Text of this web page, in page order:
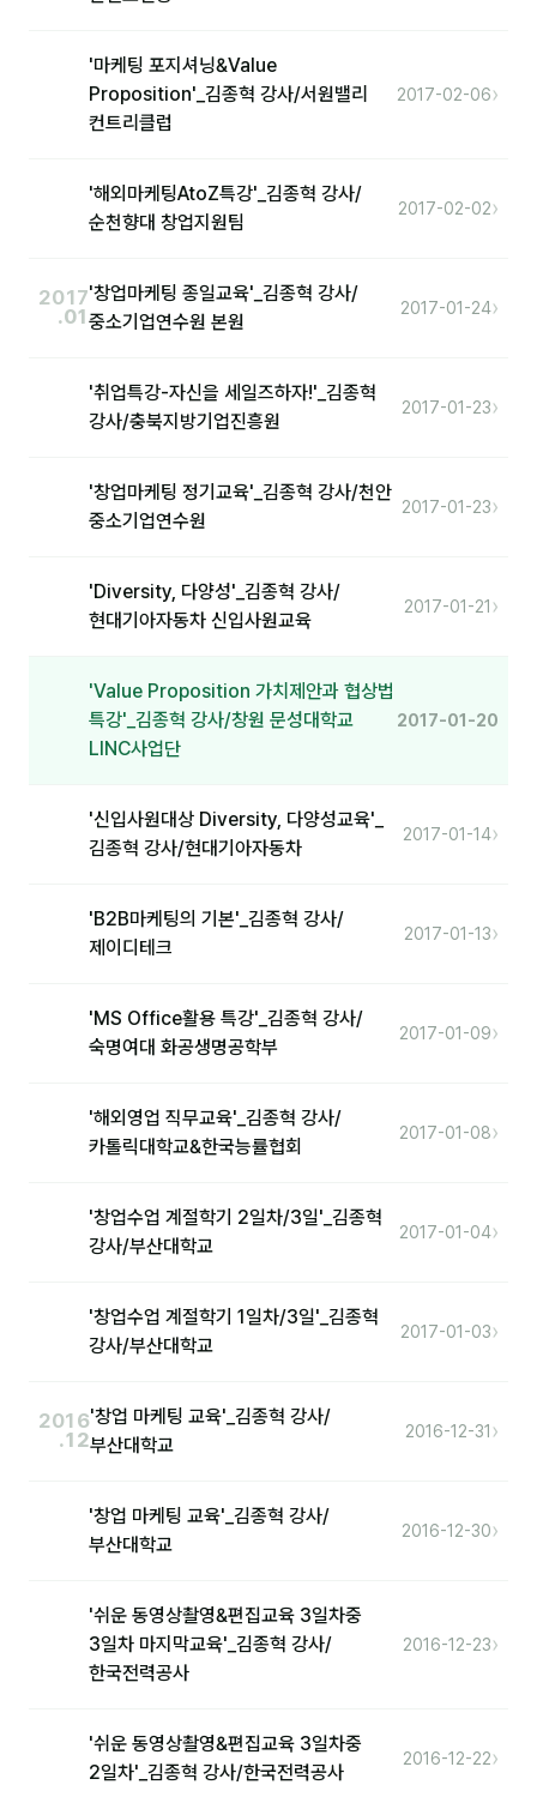
재무·계약
B2B 영업도구
트렌드 리포트
영상자료실
1:1 문의
자주 묻는 질문
'마케팅 포지셔닝&Value
Proposition'_김종혁 강사/서원밸리
컨트리클럽
2017-02-06›
'해외마케팅AtoZ특강'_김종혁 강사/
순천향대 창업지원팀
2017-02-02›
2017
.01
'창업마케팅 종일교육'_김종혁 강사/
중소기업연수원 본원
2017-01-24›
'취업특강-자신을 세일즈하자!'_김종혁
강사/충북지방기업진흥원
2017-01-23›
'창업마케팅 정기교육'_김종혁 강사/천안
중소기업연수원
2017-01-23›
'Diversity, 다양성'_김종혁 강사/
현대기아자동차 신입사원교육
2017-01-21 ›
'Value Proposition 가치제안과 협상법
특강'_김종혁 강사/창원 문성대학교
LINC사업단
2017-01-20
'신입사원대상 Diversity, 다양성교육'_
김종혁 강사/현대기아자동차
2017-01-14›
'B2B마케팅의 기본'_김종혁 강사/
제이디테크
2017-01-13›
'MS Office활용 특강'_김종혁 강사/
숙명여대 화공생명공학부
2017-01-09›
'해외영업 직무교육'_김종혁 강사/
카톨릭대학교&한국능률협회
2017-01-08›
'창업수업 계절학기 2일차/3일'_김종혁
강사/부산대학교
2017-01-04›
'창업수업 계절학기 1일차/3일'_김종혁
강사/부산대학교
2017-01-03›
2016
.12
'창업 마케팅 교육'_김종혁 강사/
부산대학교
2016-12-31 ›
'창업 마케팅 교육'_김종혁 강사/
부산대학교
2016-12-30›
'쉬운 동영상촬영&편집교육 3일차중
3일차 마지막교육'_김종혁 강사/
한국전력공사
2016-12-23›
'쉬운 동영상촬영&편집교육 3일차중
2일차'_김종혁 강사/한국전력공사
2016-12-22›